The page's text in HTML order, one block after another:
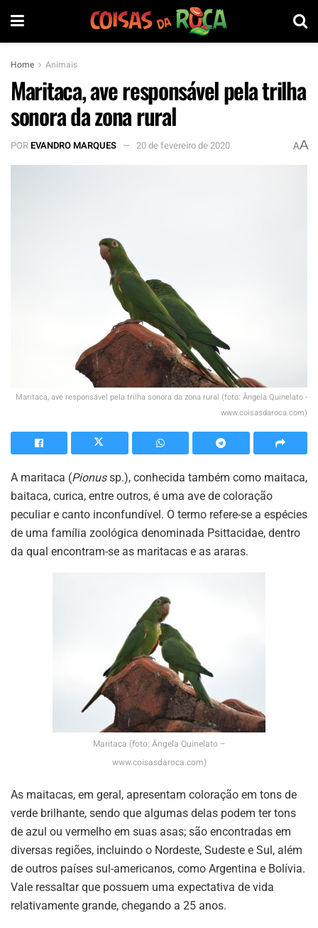
Home Animais
Maritaca, ave responsável pela trilha
sonora da zona rural
POREVANDRO MARQUES 20 de fevereiro de 2020 AA
Maritaca, ave responsável pela trilha sonora da zona rural (foto: Ângela Quinelato -
www.coisasdaroca.com)
A maritaca (Pionussp.), conhecida também como maitaca,
baitaca, curica, entre outros, é uma ave de coloração
peculiar e canto inconfundível. O termo refere-se a espécies
de uma família zoológica denominada Psittacidae, dentro
da qual encontram-se as maritacas e as araras.
Maritaca (foto: Ângela Quinelato –
www.coisasdaroca.com)
As maitacas, em geral, apresentam coloração em tons de
verde brilhante, sendo que algumas delas podem ter tons
de azul ou vermelho em suas asas; são encontradas em
diversas regiões, incluindo o Nordeste, Sudeste e Sul, além
de outros países sul-americanos, como Argentina e Bolívia.
Vale ressaltar que possuem uma expectativa de vida
relativamente grande, chegando a 25 anos.